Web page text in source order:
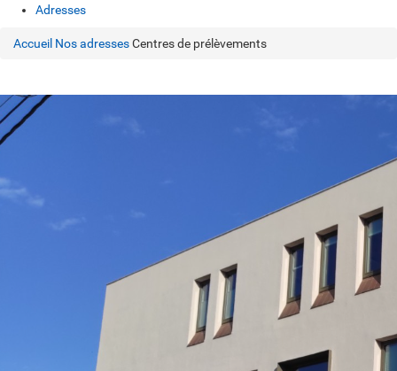
Adresses
Accueil Nos adressesCentres de prélèvements